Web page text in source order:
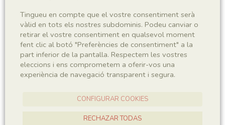
Sigla
MNHN 17430c
Taxonomia
Tingueu en compte que el vostre consentiment serà
vàlid en tots els nostres subdominis. Podeu canviar o
retirar el vostre consentiment en qualsevol moment
fent clic al botó "Preferències de consentiment" a la
part inferior de la pantalla. Respectem les vostres
eleccions i ens comprometem a oferir-vos una
experiència de navegació transparent i segura.
CONFIGURAR COOKIES
RECHAZAR TODAS